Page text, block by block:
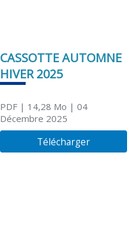
CASSOTTE AUTOMNE
HIVER 2025
PDF| 14,28 Mo | 04
Décembre 2025
Télécharger